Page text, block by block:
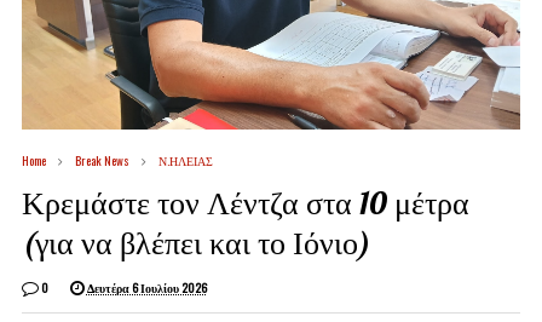
Home Break News Ν.ΗΛΕΙΑΣ
Κρεμάστε τον Λέντζα στα 10 μέτρα
(για να βλέπει και το Ιόνιο)
0 Δευτέρα 6 Ιουλίου 2026